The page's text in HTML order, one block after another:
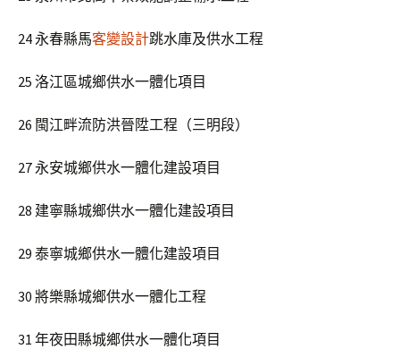
24 永春縣馬客變設計跳水庫及供水工程
25 洛江區城鄉供水一體化項目
26 閩江畔流防洪晉陞工程（三明段）
27 永安城鄉供水一體化建設項目
28 建寧縣城鄉供水一體化建設項目
29 泰寧城鄉供水一體化建設項目
30 將樂縣城鄉供水一體化工程
31 年夜田縣城鄉供水一體化項目